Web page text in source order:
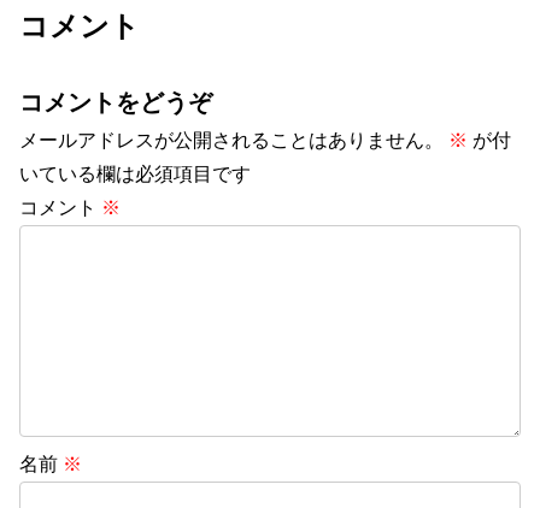
コメント
コメントをどうぞ
メールアドレスが公開されることはありません。 ※ が付
いている欄は必須項目です
コメント ※
名前 ※